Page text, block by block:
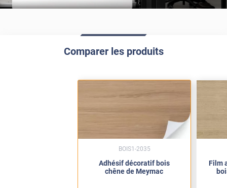
Comparer les produits
Adhésif décoratif bois
chêne de Meymac
BOIS1-2035
Film